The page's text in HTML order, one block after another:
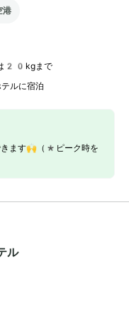
港
は20kgまで
ルに宿泊
ます🙌（*ピーク時を
ル